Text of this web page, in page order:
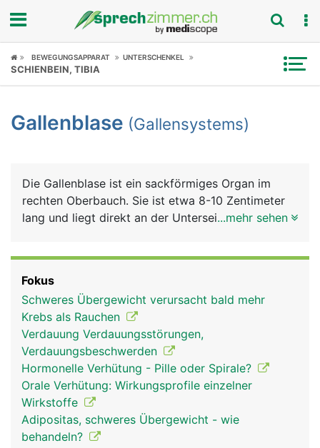
Fokus
Symptome
News
Rubriken
BEWEGUNGSAPPARAT UNTERSCHENKEL
SCHIENBEIN, TIBIA
Gallenblase (Gallensystems)
Die Gallenblase ist ein sackförmiges Organ im
rechten Oberbauch. Sie ist etwa 8-10 Zentimeter
lang und liegt direkt an der Unterseite der Leber.
Gallenkanälchen in der Leber sammeln die Galle
und führen sie über den Hauptgallengang dem
Dünndarm zu. Ein Teil davon zweigt in die
Gallenblase ab und wird dort im eingedickten
Zustand zwischengespeichert. Sobald Nahrung
aus dem Magen in den Dünndarm übertritt, zieht
sich die Gallenblase zusammen und gibt die Galle
frei. Da die Galle auch direkt von der Leber in den
Dünndarm fliessen kann, ist die Gallenblase kein
lebensnotwendiges Organ und kann, falls
...mehr sehen
Fokus
Schweres Übergewicht verursacht bald mehr
Krebs als Rauchen
Verdauung Verdauungsstörungen,
Verdauungsbeschwerden
Hormonelle Verhütung - Pille oder Spirale?
Orale Verhütung: Wirkungsprofile einzelner
Wirkstoffe
Adipositas, schweres Übergewicht - wie
behandeln?